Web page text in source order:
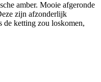
amber. Mooie afgeronde
zijn afzonderlijk
ketting zou loskomen,